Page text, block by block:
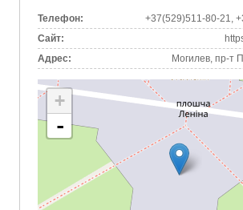
Телефон:
+37(529)511-80-21,
Сайт:
Адрес:
Могилев, пр-т
+
-